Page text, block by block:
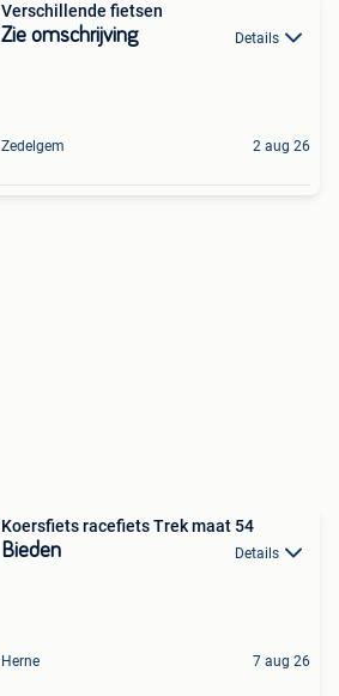
Verschillende fietsen
Zie omschrijving Details
Zedelgem 2 aug 26
Koersfiets racefiets Trek maat 54
Bieden Details
Herne 7 aug 26